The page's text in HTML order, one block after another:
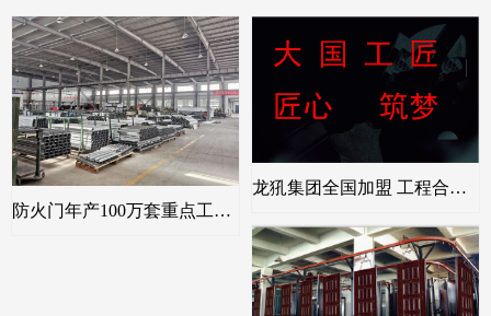
防火门年产100万套重点工程首选：全国包验收
龙犼集团全国加盟 工程合作 工程垫资